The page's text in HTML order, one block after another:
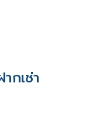
กเช่า